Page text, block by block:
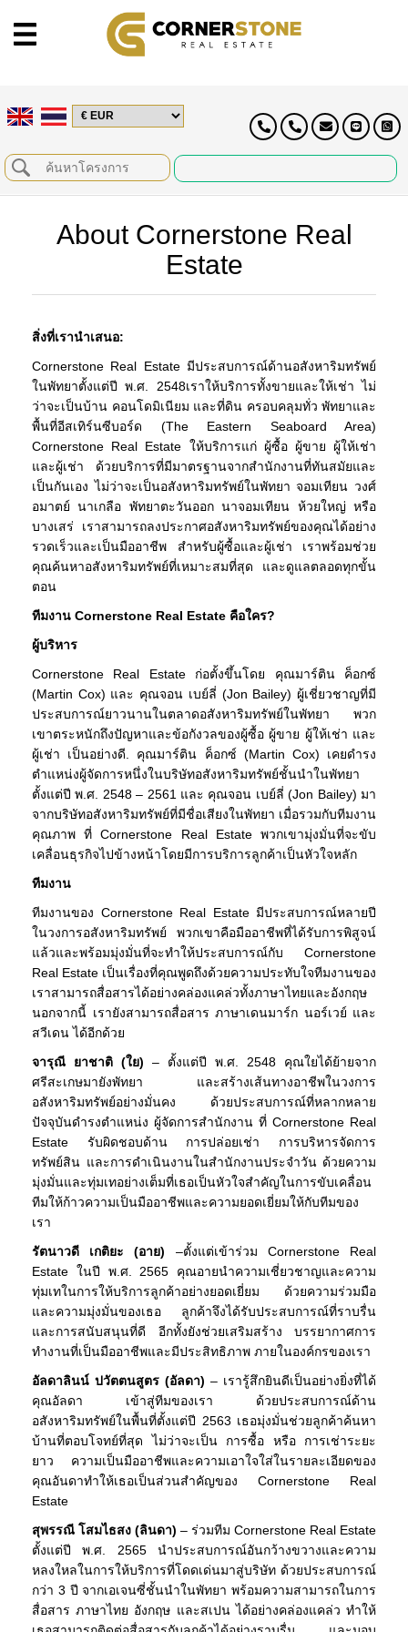
About Cornerstone Real
Estate
สิ่งที่เรานำเสนอ:
Cornerstone Real Estate มีประสบการณ์ด้านอสังหาริมทรัพย์
ในพัทยาตั้งแต่ปี พ.ศ. 2548เราให้บริการทั้งขายและให้เช่า ไม่
ว่าจะเป็นบ้าน คอนโดมิเนียม และที่ดิน ครอบคลุมทั่ว พัทยาและ
พื้นที่อีสเทิร์นซีบอร์ด (The Eastern Seaboard Area)
Cornerstone Real Estate ให้บริการแก่ ผู้ซื้อ ผู้ขาย ผู้ให้เช่า
และผู้เช่า ด้วยบริการที่มีมาตรฐานจากสำนักงานที่ทันสมัยและ
เป็นกันเอง ไม่ว่าจะเป็นอสังหาริมทรัพย์ในพัทยา จอมเทียน วงศ์
อมาตย์ นาเกลือ พัทยาตะวันออก นาจอมเทียน ห้วยใหญ่ หรือ
บางเสร่ เราสามารถลงประกาศอสังหาริมทรัพย์ของคุณได้อย่าง
รวดเร็วและเป็นมืออาชีพ สำหรับผู้ซื้อและผู้เช่า เราพร้อมช่วย
คุณค้นหาอสังหาริมทรัพย์ที่เหมาะสมที่สุด และดูแลตลอดทุกขั้น
ตอน
ทีมงาน Cornerstone Real Estate คือใคร?
ผู้บริหาร
Cornerstone Real Estate ก่อตั้งขึ้นโดย คุณมาร์ติน ค็อกซ์
(Martin Cox) และ คุณจอน เบย์ลี่ (Jon Bailey) ผู้เชี่ยวชาญที่มี
ประสบการณ์ยาวนานในตลาดอสังหาริมทรัพย์ในพัทยา พวก
เขาตระหนักถึงปัญหาและข้อกังวลของผู้ซื้อ ผู้ขาย ผู้ให้เช่า และ
ผู้เช่า เป็นอย่างดี. คุณมาร์ติน ค็อกซ์ (Martin Cox) เคยดำรง
ตำแหน่งผู้จัดการหนึ่งในบริษัทอสังหาริมทรัพย์ชั้นนำในพัทยา
ตั้งแต่ปี พ.ศ. 2548 – 2561 และ คุณจอน เบย์ลี่ (Jon Bailey) มา
จากบริษัทอสังหาริมทรัพย์ที่มีชื่อเสียงในพัทยา เมื่อรวมกับทีมงาน
คุณภาพ ที่ Cornerstone Real Estate พวกเขามุ่งมั่นที่จะขับ
เคลื่อนธุรกิจไปข้างหน้าโดยมีการบริการลูกค้าเป็นหัวใจหลัก
ทีมงาน
ทีมงานของ Cornerstone Real Estate มีประสบการณ์หลายปี
ในวงการอสังหาริมทรัพย์ พวกเขาคือมืออาชีพที่ได้รับการพิสูจน์
แล้วและพร้อมมุ่งมั่นที่จะทำให้ประสบการณ์กับ Cornerstone
Real Estate เป็นเรื่องที่คุณพูดถึงด้วยความประทับใจทีมงานของ
เราสามารถสื่อสารได้อย่างคล่องแคล่วทั้งภาษาไทยและอังกฤษ
นอกจากนี้ เรายังสามารถสื่อสาร ภาษาเดนมาร์ก นอร์เวย์ และ
สวีเดน ได้อีกด้วย
จารุณี ยาชาติ (ใย) – ตั้งแต่ปี พ.ศ. 2548 คุณใยได้ย้ายจาก
ศรีสะเกษมายังพัทยา และสร้างเส้นทางอาชีพในวงการ
อสังหาริมทรัพย์อย่างมั่นคง ด้วยประสบการณ์ที่หลากหลาย
ปัจจุบันดำรงตำแหน่ง ผู้จัดการสำนักงาน ที่ Cornerstone Real
Estate รับผิดชอบด้าน การปล่อยเช่า การบริหารจัดการ
ทรัพย์สิน และการดำเนินงานในสำนักงานประจำวัน ด้วยความ
มุ่งมั่นและทุ่มเทอย่างเต็มที่เธอเป็นหัวใจสำคัญในการขับเคลื่อน
ทีมให้ก้าวความเป็นมืออาชีพและความยอดเยี่ยมให้กับทีมของ
เรา
รัตนาวดี เกติยะ (อาย) –ตั้งแต่เข้าร่วม Cornerstone Real
Estate ในปี พ.ศ. 2565 คุณอายนำความเชี่ยวชาญและความ
ทุ่มเทในการให้บริการลูกค้าอย่างยอดเยี่ยม ด้วยความร่วมมือ
และความมุ่งมั่นของเธอ ลูกค้าจึงได้รับประสบการณ์ที่ราบรื่น
และการสนับสนุนที่ดี อีกทั้งยังช่วยเสริมสร้าง บรรยากาศการ
ทำงานที่เป็นมืออาชีพและมีประสิทธิภาพ ภายในองค์กรของเรา
อัลดาลินน์ ปวัตตนสูตร (อัลดา) – เรารู้สึกยินดีเป็นอย่างยิ่งที่ได้
คุณอัลดา เข้าสู่ทีมของเรา ด้วยประสบการณ์ด้าน
อสังหาริมทรัพย์ในพื้นที่ตั้งแต่ปี 2563 เธอมุ่งมั่นช่วยลูกค้าค้นหา
บ้านที่ตอบโจทย์ที่สุด ไม่ว่าจะเป็น การซื้อ หรือ การเช่าระยะ
ยาว ความเป็นมืออาชีพและความเอาใจใส่ในรายละเอียดของ
คุณอันดาทำให้เธอเป็นส่วนสำคัญของ Cornerstone Real
Estate
สุพรรณี โสมไธสง (ลินดา) – ร่วมทีม Cornerstone Real Estate
ตั้งแต่ปี พ.ศ. 2565 นำประสบการณ์อันกว้างขวางและความ
หลงใหลในการให้บริการที่โดดเด่นมาสู่บริษัท ด้วยประสบการณ์
กว่า 3 ปี จากเอเจนซี่ชั้นนำในพัทยา พร้อมความสามารถในการ
สื่อสาร ภาษาไทย อังกฤษ และสเปน ได้อย่างคล่องแคล่ว ทำให้